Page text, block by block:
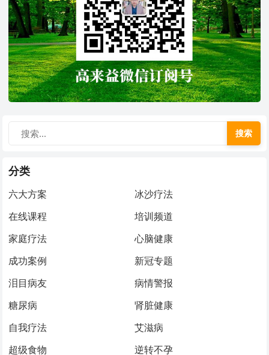
搜索
分类
六大方案
冰沙疗法
在线课程
培训频道
家庭疗法
心脑健康
成功案例
新冠专题
泪目病友
病情警报
糖尿病
肾脏健康
自我疗法
艾滋病
超级食物
逆转不孕